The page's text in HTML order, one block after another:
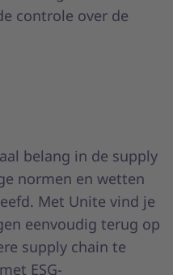
controle over de
belang in de supply
normen en wetten
Met Unite vind je
eenvoudig terug op
supply chain te
ESG-